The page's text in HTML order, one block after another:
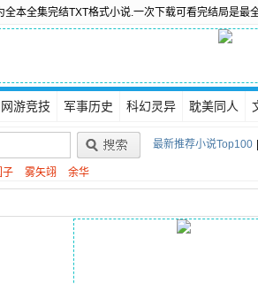
全本全集完结TXT格式小说.一次下载可看完结局是最
网游竞技 军事历史 科幻灵异 耽美同人
最新推荐小说Top100
子 雾矢翊 余华